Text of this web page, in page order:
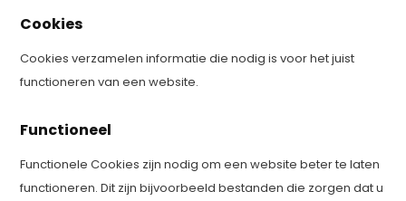
Cookies
Cookies verzamelen informatie die nodig is voor het juist
functioneren van een website.
Functioneel
Functionele Cookies zijn nodig om een website beter te laten
functioneren. Dit zijn bijvoorbeeld bestanden die zorgen dat u